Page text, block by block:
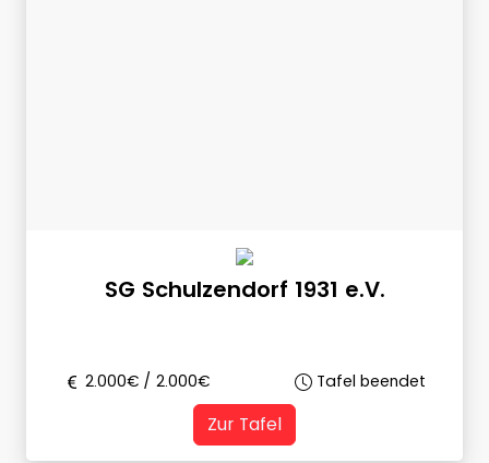
SG Schulzendorf 1931 e.V.
2.000€ / 2.000€ Tafel beendet
Zur Tafel